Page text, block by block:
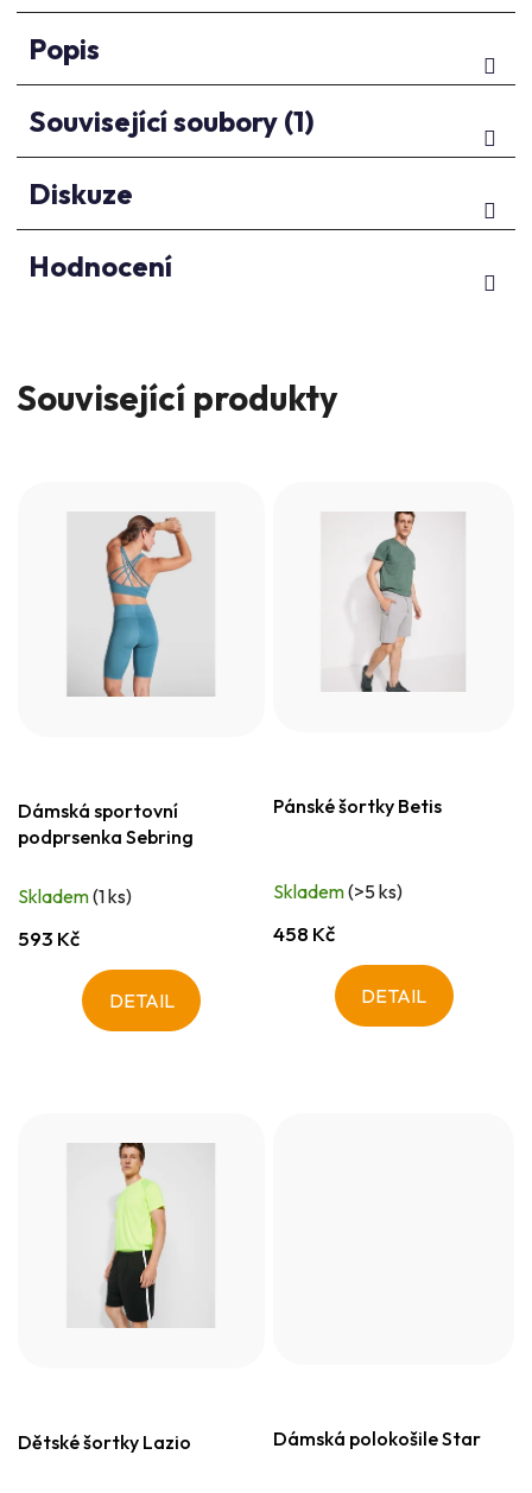
Popis
Související soubory (1)
Diskuze
Hodnocení
Související produkty
Dámská sportovní
podprsenka Sebring
Skladem(1 ks)
593 Kč
DETAIL
Pánské šortky Betis
Skladem(>5 ks)
458 Kč
DETAIL
Dětské šortky Lazio Dámská polokošile Star